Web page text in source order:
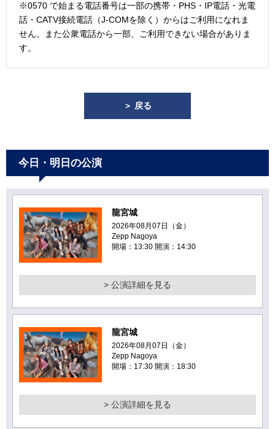
※0570 で始まる電話番号は一部の携帯・PHS・IP電話・光電
話・CATV接続電話（J-COMを除く）からはご利用になれま
せん。また公衆電話から一部、ご利用できない場合がありま
す。
＞ 戻る
今日・明日の公演
龍宮城
2026年08月07日（金）
Zepp Nagoya
開場：13:30 開演：14:30
> 公演詳細を見る
龍宮城
2026年08月07日（金）
Zepp Nagoya
開場：17:30 開演：18:30
> 公演詳細を見る